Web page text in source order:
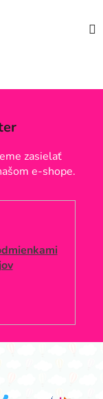
zasielať
e-shope.